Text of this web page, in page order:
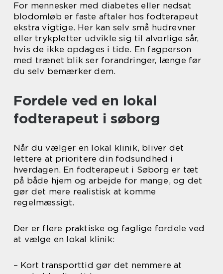
For mennesker med diabetes eller nedsat
blodomløb er faste aftaler hos fodterapeut
ekstra vigtige. Her kan selv små hudrevner
eller trykpletter udvikle sig til alvorlige sår,
hvis de ikke opdages i tide. En fagperson
med trænet blik ser forandringer, længe før
du selv bemærker dem.
Fordele ved en lokal
fodterapeut i søborg
Når du vælger en lokal klinik, bliver det
lettere at prioritere din fodsundhed i
hverdagen. En fodterapeut i Søborg er tæt
på både hjem og arbejde for mange, og det
gør det mere realistisk at komme
regelmæssigt.
Der er flere praktiske og faglige fordele ved
at vælge en lokal klinik:
– Kort transporttid gør det nemmere at